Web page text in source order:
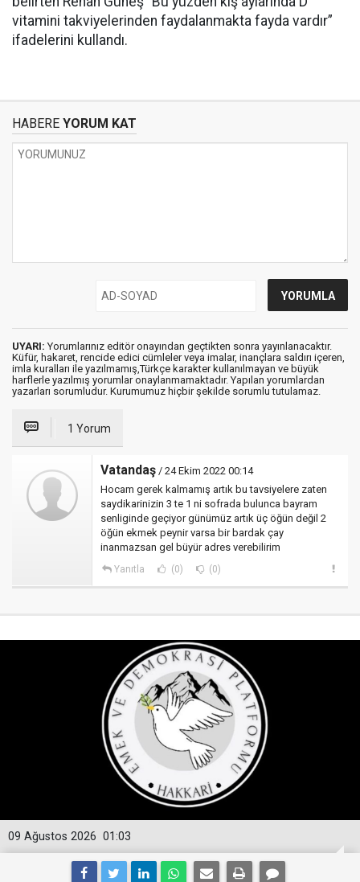
vitamini takviyelerinden faydalanmakta fayda vardır”
ifadelerini kullandı.
HABERE YORUM KAT
UYARI: Yorumlarınız editör onayından geçtikten sonra yayınlanacaktır.
Küfür, hakaret, rencide edici cümleler veya imalar, inançlara saldırı içeren,
imla kuralları ile yazılmamış,Türkçe karakter kullanılmayan ve büyük
harflerle yazılmış yorumlar onaylanmamaktadır. Yapılan yorumlardan
yazarları sorumludur. Kurumumuz hiçbir şekilde sorumlu tutulamaz.
1 Yorum
Vatandaş / 24 Ekim 2022 00:14
Hocam gerek kalmamış artık bu tavsiyelere zaten
saydikarinizin 3 te 1 ni sofrada bulunca bayram
senliginde geçiyor günümüz artık üç öğün değil 2
öğün ekmek peynir varsa bir bardak çay
inanmazsan gel büyür adres verebilirim
Yanıtla (0) (0)
01:03
09 Ağustos 2026